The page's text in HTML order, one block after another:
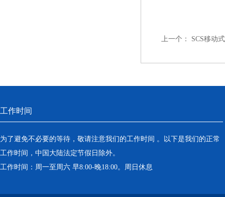
上一个： SCS移动
工作时间
为了避免不必要的等待，敬请注意我们的工作时间 。以下是我们的正常
工作时间，中国大陆法定节假日除外。
工作时间：周一至周六 早8:00-晚18:00。周日休息